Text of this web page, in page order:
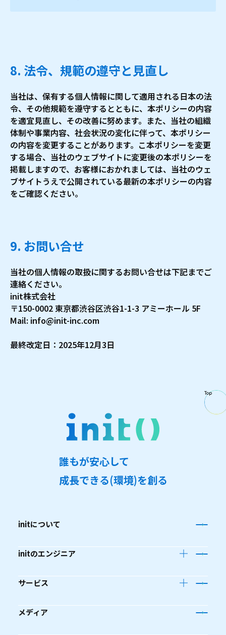
8. 法令、規範の遵守と見直し
当社は、保有する個人情報に関して適用される日本の法
令、その他規範を遵守するとともに、本ポリシーの内容
を適宜見直し、その改善に努めます。また、当社の組織
体制や事業内容、社会状況の変化に伴って、本ポリシー
の内容を変更することがあります。こ本ポリシーを変更
する場合、当社のウェブサイトに変更後の本ポリシーを
掲載しますので、お客様におかれましては、当社のウェ
ブサイトうえで公開されている最新の本ポリシーの内容
をご確認ください。
9. お問い合せ
当社の個人情報の取扱に関するお問い合せは下記までご
連絡ください。
init株式会社
〒150-0002 東京都渋谷区渋谷1-1-3 アミーホール 5F
Mail: info@init-inc.com
最終改定日：2025年12月3日
Top
誰もが安心して
成長できる(環境)を創る
initについて
initのエンジニア
サービス
メディア